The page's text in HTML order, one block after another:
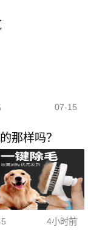
07-15
那样吗？
4小时前